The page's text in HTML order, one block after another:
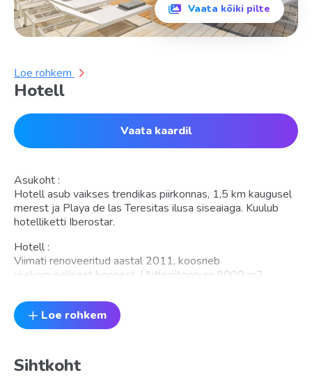
Vaata kõiki pilte
Loe rohkem
Hotell
Vaata kaardil
Asukoht :
Hotell asub vaikses trendikas piirkonnas, 1,5 km kaugusel
merest ja Playa de las Teresitas ilusa siseaiaga. Kuulub
hotelliketti Iberostar.
Hotell :
Viimati renoveeritud aastal 2011, koosneb
viiekorruselisest hoonest. Üldterritoorium 8000 m2.
Majutus: Hotellis on kokku 261 numbrituba
Majutus: Hotellis on kokku 261 numbrituba. Standard
double room (mahub 2+1 in. 31 m2), Standard double
Standard double room garden view (vaade aiale, 31 m2,
mahub 2+1 in.), Superior priority location (elutoa ja
Loe rohkem
Sihtkoht